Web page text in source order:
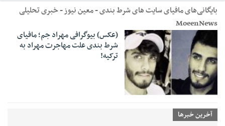
بایگانی‌های مافیای سایت های شرط بندی - معین نیوز - خبری تحلیلی
MoeenNews
(عکس) بیوگرافی مهراد جم؛ مافیای
شرط بندی علت مهاجرت مهراد به
ترکیه!
آخرین خبرها